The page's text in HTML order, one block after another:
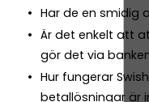
Har de en smidig
Är det enkelt att
gör det via
Hur fungerar
betallösningar är